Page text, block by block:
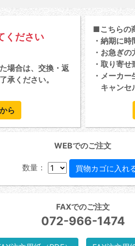
ください
場合は、交換・返
承ください。
ら
■こちらの
・納期に
・お急ぎ
・取り寄
・メーカ
キャンセ
WEBでのご注文
数量：
FAXでのご注文
072-966-1474